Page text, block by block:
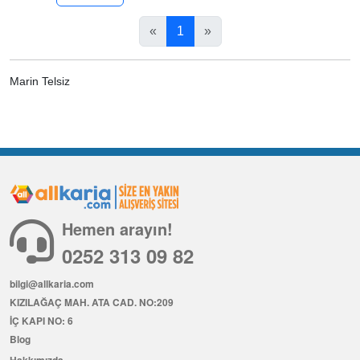
« 1 »
Marin Telsiz
Hemen arayın!
0252 313 09 82
bilgi@allkaria.com
KIZILAĞAÇ MAH. ATA CAD. NO:209
İÇ KAPI NO: 6
Blog